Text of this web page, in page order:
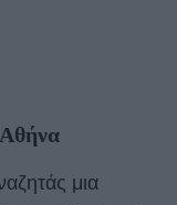
μια